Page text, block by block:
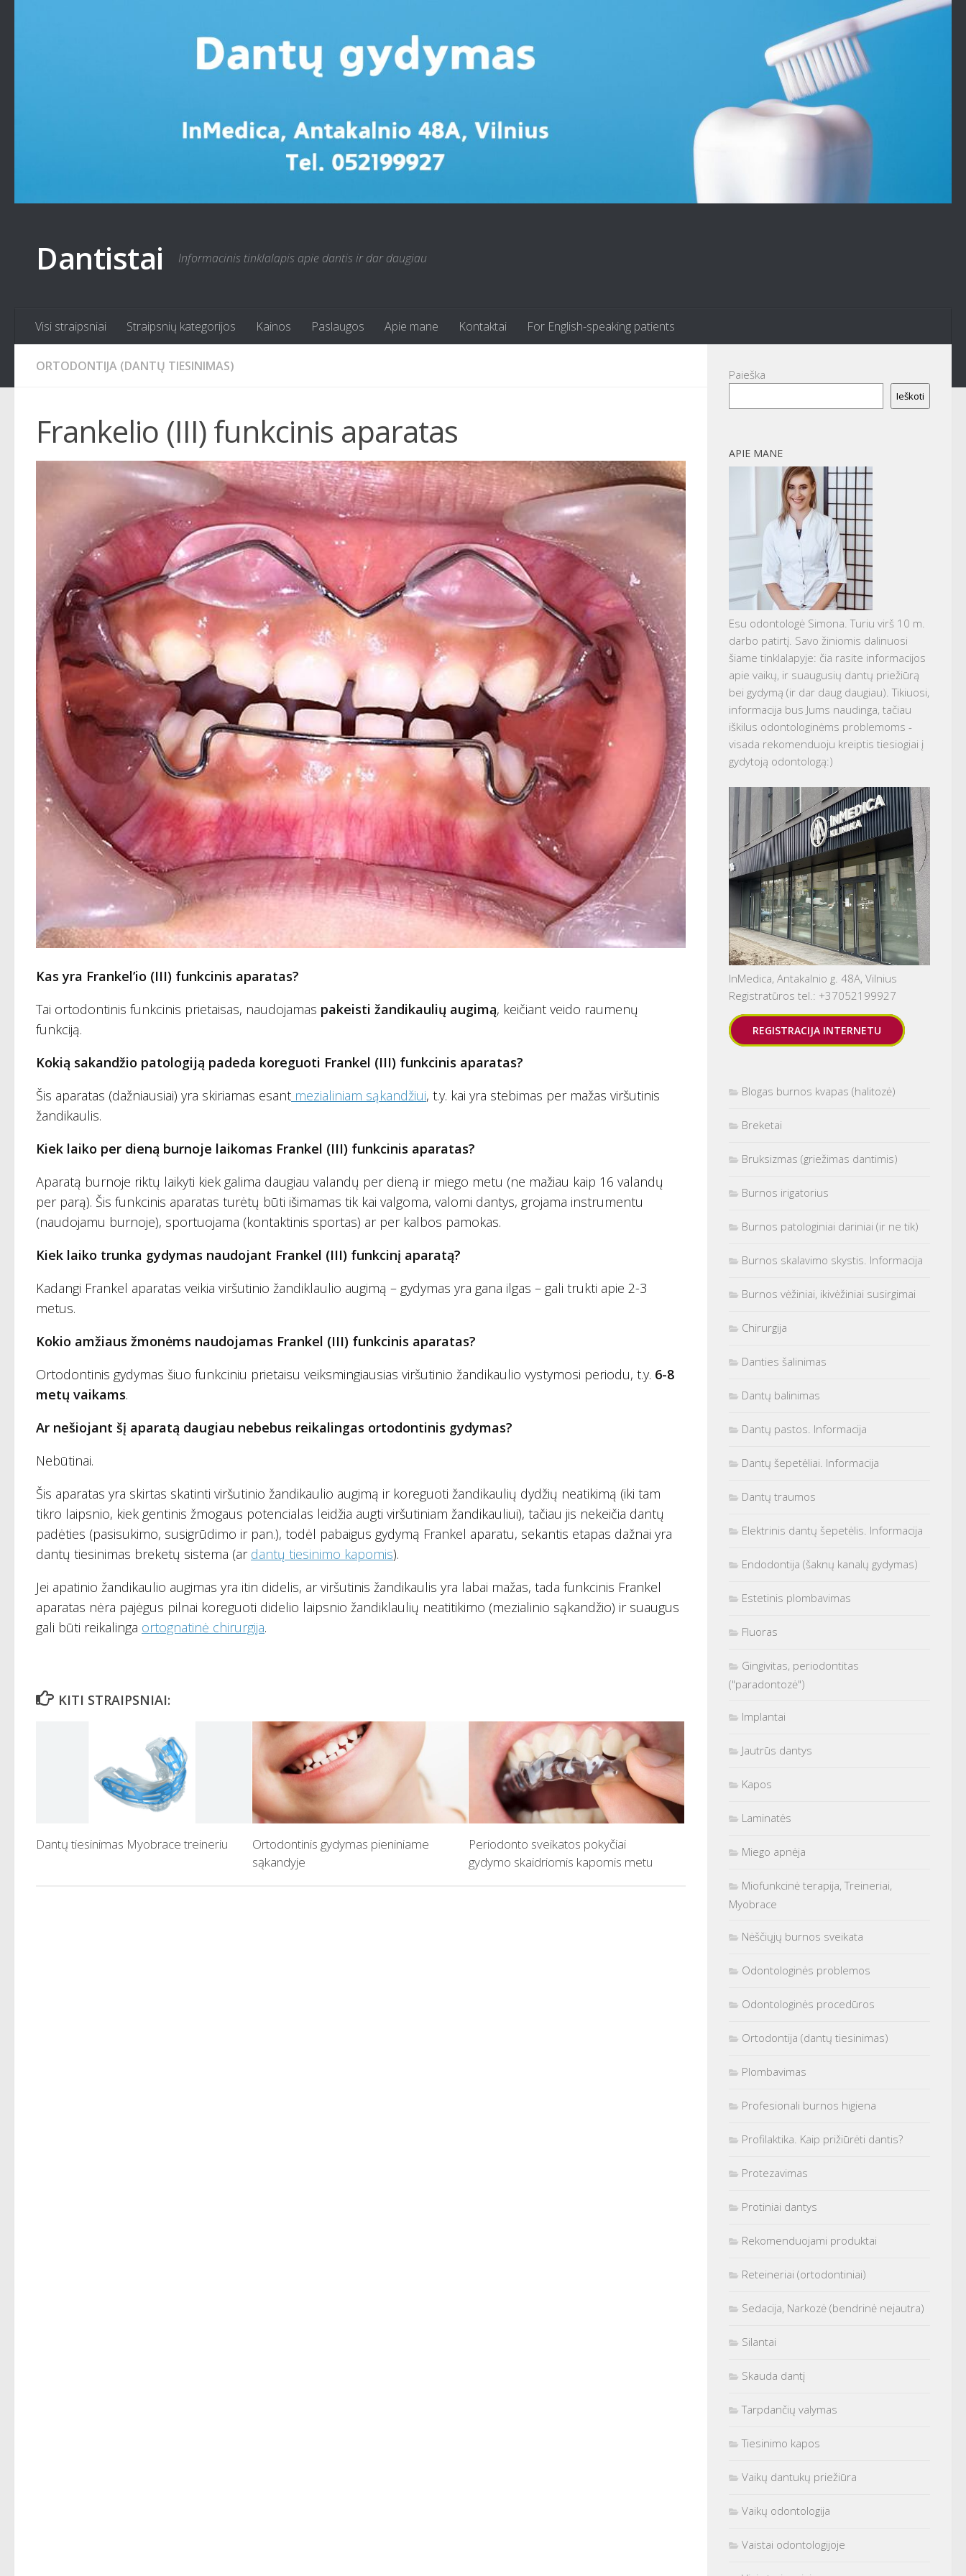
Dantistai Informacinis tinklalapis apie dantis ir dar daugiau
Visi straipsniai Straipsnių kategorijos Kainos Paslaugos Apie mane Kontaktai For English-speaking patients
ORTODONTIJA (DANTŲ TIESINIMAS)
Frankelio (III) funkcinis aparatas
Kas yra Frankel’io (III) funkcinis aparatas?
Tai ortodontinis funkcinis prietaisas, naudojamas pakeisti žandikaulių augimą, keičiant veido raumenų
funkciją.
Kokią sakandžio patologiją padeda koreguoti Frankel (III) funkcinis aparatas?
Šis aparatas (dažniausiai) yra skiriamas esant mezialiniam sąkandžiui, t.y. kai yra stebimas per mažas viršutinis
žandikaulis.
Kiek laiko per dieną burnoje laikomas Frankel (III) funkcinis aparatas?
Aparatą burnoje riktų laikyti kiek galima daugiau valandų per dieną ir miego metu (ne mažiau kaip 16 valandų
per parą). Šis funkcinis aparatas turėtų būti išimamas tik kai valgoma, valomi dantys, grojama instrumentu
(naudojamu burnoje), sportuojama (kontaktinis sportas) ar per kalbos pamokas.
Kiek laiko trunka gydymas naudojant Frankel (III) funkcinį aparatą?
Kadangi Frankel aparatas veikia viršutinio žandiklaulio augimą – gydymas yra gana ilgas – gali trukti apie 2-3
metus.
Kokio amžiaus žmonėms naudojamas Frankel (III) funkcinis aparatas?
Ortodontinis gydymas šiuo funkciniu prietaisu veiksmingiausias viršutinio žandikaulio vystymosi periodu, t.y. 6-8
metų vaikams.
Ar nešiojant šį aparatą daugiau nebebus reikalingas ortodontinis gydymas?
Nebūtinai.
Šis aparatas yra skirtas skatinti viršutinio žandikaulio augimą ir koreguoti žandikaulių dydžių neatikimą (iki tam
tikro laipsnio, kiek gentinis žmogaus potencialas leidžia augti viršutiniam žandikauliui), tačiau jis nekeičia dantų
padėties (pasisukimo, susigrūdimo ir pan.), todėl pabaigus gydymą Frankel aparatu, sekantis etapas dažnai yra
dantų tiesinimas breketų sistema (ar dantų tiesinimo kapomis).
Jei apatinio žandikaulio augimas yra itin didelis, ar viršutinis žandikaulis yra labai mažas, tada funkcinis Frankel
aparatas nėra pajėgus pilnai koreguoti didelio laipsnio žandiklaulių neatitikimo (mezialinio sąkandžio) ir suaugus
gali būti reikalinga ortognatinė chirurgija.
KITI STRAIPSNIAI:
Dantų tiesinimas Myobrace treineriu
Ortodontinis gydymas pieniniame
sąkandyje
Periodonto sveikatos pokyčiai
gydymo skaidriomis kapomis metu
Paieška
Ieškoti
APIE MANE
Esu odontologė Simona. Turiu virš 10 m.
darbo patirtį. Savo žiniomis dalinuosi
šiame tinklalapyje: čia rasite informacijos
apie vaikų, ir suaugusių dantų priežiūrą
bei gydymą (ir dar daug daugiau). Tikiuosi,
informacija bus Jums naudinga, tačiau
iškilus odontologinėms problemoms -
visada rekomenduoju kreiptis tiesiogiai į
gydytoją odontologą:)
InMedica, Antakalnio g. 48A, Vilnius
Registratūros tel.: +37052199927
REGISTRACIJA INTERNETU
Blogas burnos kvapas (halitozė)
Breketai
Bruksizmas (griežimas dantimis)
Burnos irigatorius
Burnos patologiniai dariniai (ir ne tik)
Burnos skalavimo skystis. Informacija
Burnos vėžiniai, ikivėžiniai susirgimai
Chirurgija
Danties šalinimas
Dantų balinimas
Dantų pastos. Informacija
Dantų šepetėliai. Informacija
Dantų traumos
Elektrinis dantų šepetėlis. Informacija
Endodontija (šaknų kanalų gydymas)
Estetinis plombavimas
Fluoras
Gingivitas, periodontitas
("paradontozė")
Implantai
Jautrūs dantys
Kapos
Laminatės
Miego apnėja
Miofunkcinė terapija, Treineriai,
Myobrace
Nėščiųjų burnos sveikata
Odontologinės problemos
Odontologinės procedūros
Ortodontija (dantų tiesinimas)
Plombavimas
Profesionali burnos higiena
Profilaktika. Kaip prižiūrėti dantis?
Protezavimas
Protiniai dantys
Rekomenduojami produktai
Reteineriai (ortodontiniai)
Sedacija, Narkozė (bendrinė nejautra)
Silantai
Skauda dantį
Tarpdančių valymas
Tiesinimo kapos
Vaikų dantukų priežiūra
Vaikų odontologija
Vaistai odontologijoje